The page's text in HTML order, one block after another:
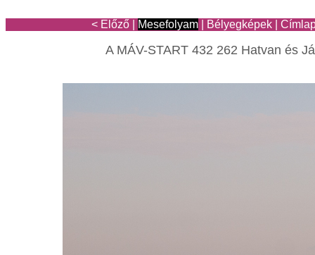
< Előző Mesefolyam Bélyegképek
A MÁV-START 432 262 Hatvan és